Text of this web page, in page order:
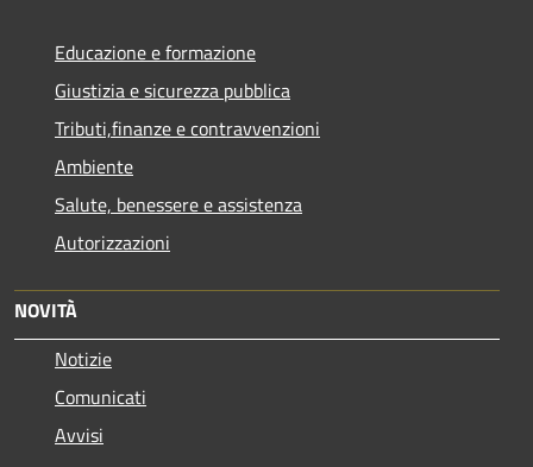
Educazione e formazione
Giustizia e sicurezza pubblica
Tributi,finanze e contravvenzioni
Ambiente
Salute, benessere e assistenza
Autorizzazioni
NOVITÀ
Notizie
Comunicati
Avvisi